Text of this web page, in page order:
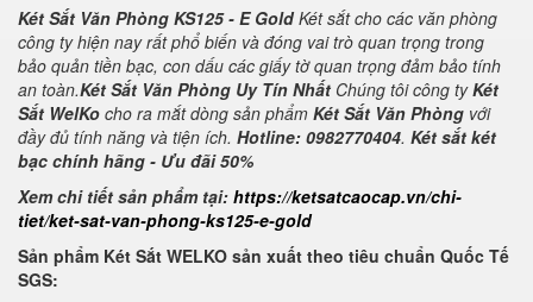
Két Sắt Văn Phòng KS125 - E GoldKét sắt cho các văn phòng
công ty hiện nay rất phổ biến và đóng vai trò quan trọng trong
bảo quản tiền bạc, con dấu các giấy tờ quan trọng đảm bảo tính
an toàn.Két Sắt Văn Phòng Uy Tín Nhất Chúng tôi công tyKét
Sắt WelKo cho ra mắt dòng sản phẩm Két Sắt Văn Phòng với
đầy đủ tính năng và tiện ích. Hotline: 0982770404. Két sắt két
bạc chính hãng - Ưu đãi 50%
Xem chi tiết sản phẩm tại: https://ketsatcaocap.vn/chi-
tiet/ket-sat-van-phong-ks125-e-gold
Sản phẩm Két Sắt WELKO sản xuất theo tiêu chuẩn Quốc Tế
SGS: